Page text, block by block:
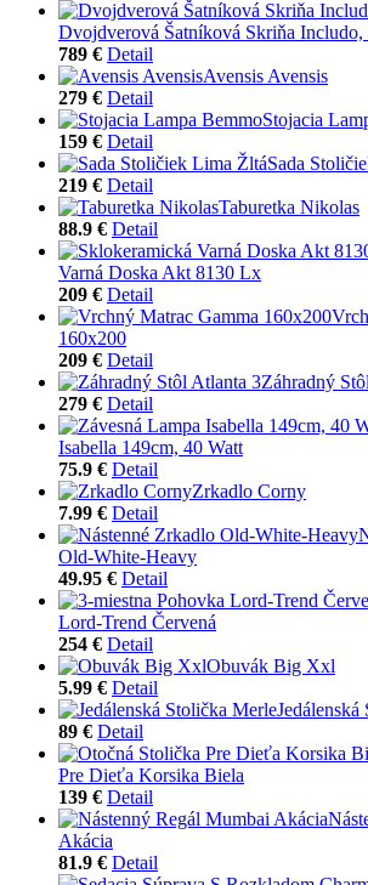
Dvojdverová Šatníková Skriňa Includo,
789 € Detail
Avensis Avensis
279 € Detail
Stojacia
159 € Detail
Sada
219 € Detail
Taburetka Nikolas
88.9 € Detail
Varná Doska Akt 8130 Lx
209 € Detail
160x200
209 € Detail
Záhradný
279 € Detail
Isabella 149cm, 40 Watt
75.9 € Detail
Zrkadlo Corny
7.99 € Detail
Old-White-Heavy
49.95 € Detail
Lord-Trend Červená
254 € Detail
Obuvák Big Xxl
5.99 € Detail
89 € Detail
Pre Dieťa Korsika Biela
139 € Detail
Akácia
81.9 € Detail